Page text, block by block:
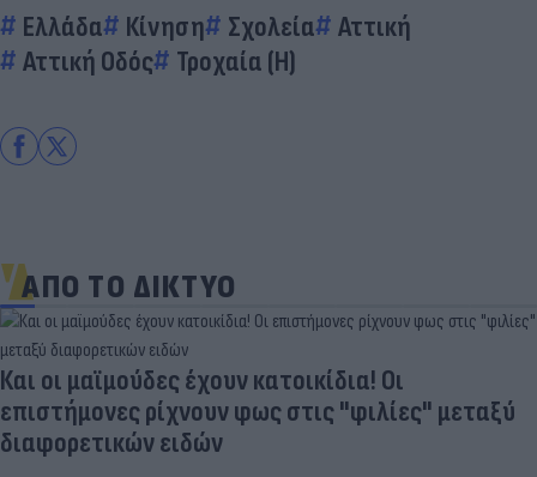
Ελλάδα Κίνηση Σχολεία
Αττική
Αττική Οδός
Τροχαία (Η)
ΑΠΟ ΤΟ ΔΙΚΤΥΟ
Και οι μαϊμούδες έχουν κατοικίδια! Οι
επιστήμονες ρίχνουν φως στις "φιλίες" μεταξύ
διαφορετικών ειδών